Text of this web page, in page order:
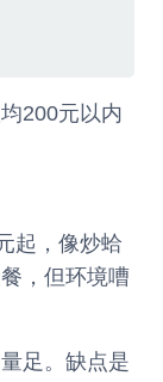
200元以内
起，像炒蛤
，但环境嘈
足。缺点是